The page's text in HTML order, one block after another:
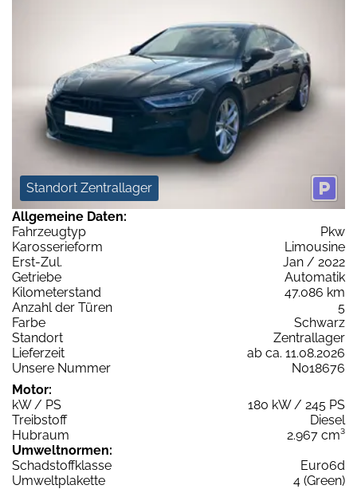
Standort Zentrallager
Allgemeine Daten:
Fahrzeugtyp
Pkw
Karosserieform
Limousine
Erst-Zul.
Jan / 2022
Getriebe
Automatik
Kilometerstand
47.086 km
Anzahl der Türen
5
Farbe
Schwarz
Standort
Zentrallager
Lieferzeit
ab ca. 11.08.2026
Unsere Nummer
N018676
Motor:
kW / PS
180 kW / 245 PS
Treibstoff
Diesel
Hubraum
2.967 cm³
Umweltnormen:
Schadstoffklasse
Euro6d
Umweltplakette
4 (Green)